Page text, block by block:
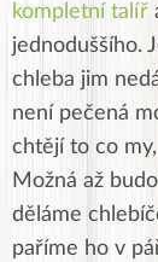
kompletní talíř
jednoduššího.
chleba jim
není pečená
chtějí to co
Možná až
děláme
paříme ho v